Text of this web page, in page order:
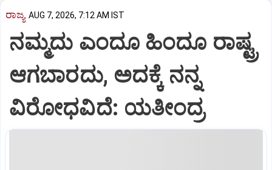
ರಾಜ್ಯ AUG 7, 2026, 7:12 AM IST
ನಮ್ಮದು ಎಂದೂ ಹಿಂದೂ ರಾಷ್ಟ್ರ
ಆಗಬಾರದು, ಅದಕ್ಕೆ ನನ್ನ
ವಿರೋಧವಿದೆ: ಯತೀಂದ್ರ